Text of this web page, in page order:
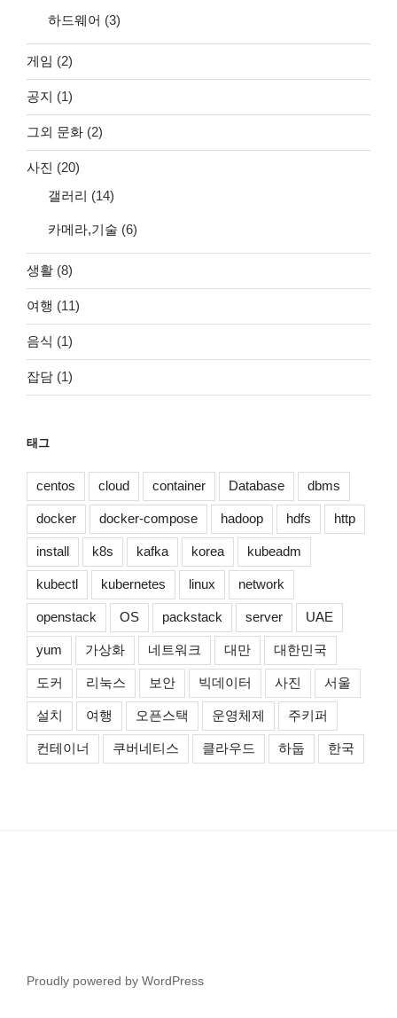
하드웨어 (3)
게임 (2)
공지 (1)
그외 문화 (2)
사진 (20)
갤러리 (14)
카메라,기술 (6)
생활 (8)
여행 (11)
음식 (1)
잡담 (1)
태그
centos cloud container Database dbms
docker docker-compose hadoop hdfs http
install k8s kafka korea kubeadm
kubectl kubernetes linux network
openstack OS packstack server UAE
yum 가상화 네트워크 대만 대한민국
도커 리눅스 보안 빅데이터 사진 서울
설치 여행 오픈스택 운영체제 주키퍼
컨테이너 쿠버네티스 클라우드 하둡 한국
Proudly powered by WordPress